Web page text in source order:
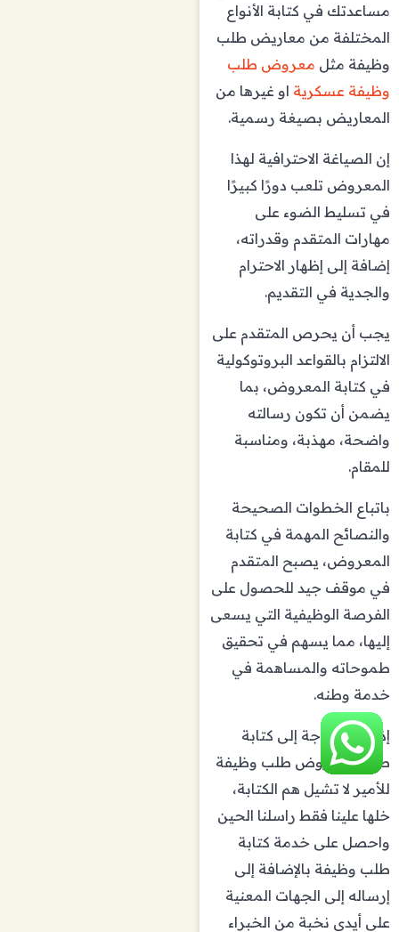
مساعدتك في كتابة الأنواع
المختلفة من معاريض طلب
وظيفة مثل معروض طلب
وظيفة عسكرية او غيرها من
المعاريض بصيغة رسمية.
إن الصياغة الاحترافية لهذا
المعروض تلعب دورًا كبيرًا
في تسليط الضوء على
مهارات المتقدم وقدراته،
إضافة إلى إظهار الاحترام
والجدية في التقديم.
يجب أن يحرص المتقدم على
الالتزام بالقواعد البروتوكولية
في كتابة المعروض، بما
يضمن أن تكون رسالته
واضحة، مهذبة، ومناسبة
للمقام.
باتباع الخطوات الصحيحة
والنصائح المهمة في كتابة
المعروض، يصبح المتقدم
في موقف جيد للحصول على
الفرصة الوظيفية التي يسعى
إليها، مما يسهم في تحقيق
طموحاته والمساهمة في
خدمة وطنه.
إذا كنت بحاجة إلى كتابة
صيغة معروض طلب وظيفة
للأمير لا تشيل هم الكتابة،
خلها علينا فقط راسلنا الحين
واحصل على خدمة كتابة
طلب وظيفة بالإضافة إلى
إرساله إلى الجهات المعنية
على أيدي نخبة من الخبراء